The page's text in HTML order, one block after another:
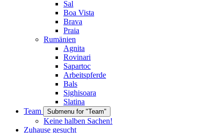
Sal
Boa Vista
Brava
Praia
Rumänien
Agnita
Rovinari
Sapartoc
Arbeitspferde
Bals
Sighisoara
Slatina
Team
Submenu for "Team"
Keine halben Sachen!
Zuhause gesucht